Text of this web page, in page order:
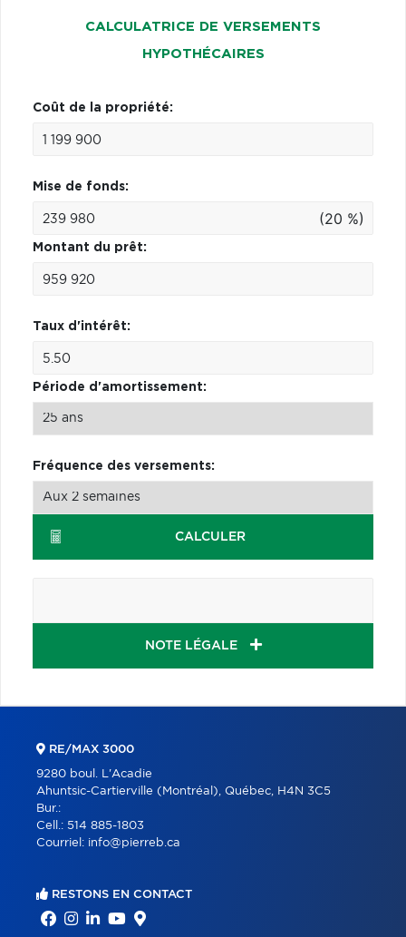
CALCULATRICE DE VERSEMENTS
HYPOTHÉCAIRES
Coût de la propriété:
Mise de fonds:
(20 %)
Montant du prêt:
Taux d'intérêt:
Période d'amortissement:
Fréquence des versements:
CALCULER
NOTE LÉGALE
RE/MAX 3000
9280 boul. L'Acadie
Ahuntsic-Cartierville (Montréal), Québec, H4N 3C5
Bur.:
Cell.: 514 885-1803
Courriel: info@pierreb.ca
RESTONS EN CONTACT